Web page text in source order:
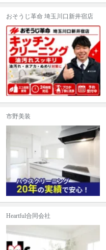
おそうじ革命 埼玉川口新井宿店
市野美装
Heartful合同会社